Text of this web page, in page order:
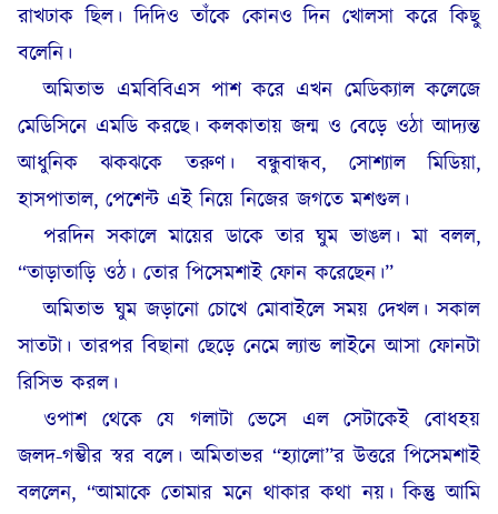
রাখঢাক ছিল। দিদিও তাঁকে কোনও দিন খোলসা করে কিছু
বলেনি।
অমিতাভ এমবিবিএস পাশ করে এখন মেডিক্যাল কলেজে
মেডিসিনে এমডি করছে। কলকাতায় জন্ম ও বেড়ে ওঠা আদ্যন্ত
আধুনিক ঝকঝকে তরুণ। বন্ধুবান্ধব, সোশ্যাল মিডিয়া,
হাসপাতাল, পেশেন্ট এই নিয়ে নিজের জগতে মশগুল।
পরদিন সকালে মায়ের ডাকে তার ঘুম ভাঙল। মা বলল,
“তাড়াতাড়ি ওঠ। তোর পিসেমশাই ফোন করেছেন।”
অমিতাভ ঘুম জড়ানো চোখে মোবাইলে সময় দেখল। সকাল
সাতটা। তারপর বিছানা ছেড়ে নেমে ল্যান্ড লাইনে আসা ফোনটা
রিসিভ করল।
ওপাশ থেকে যে গলাটা ভেসে এল সেটাকেই বোধহয়
জলদ-গম্ভীর স্বর বলে। অমিতাভর “হ্যালো”র উত্তরে পিসেমশাই
বললেন, “আমাকে তোমার মনে থাকার কথা নয়। কিন্তু আমি